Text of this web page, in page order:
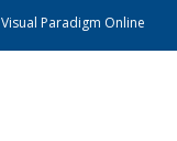
Visual Paradigm Online